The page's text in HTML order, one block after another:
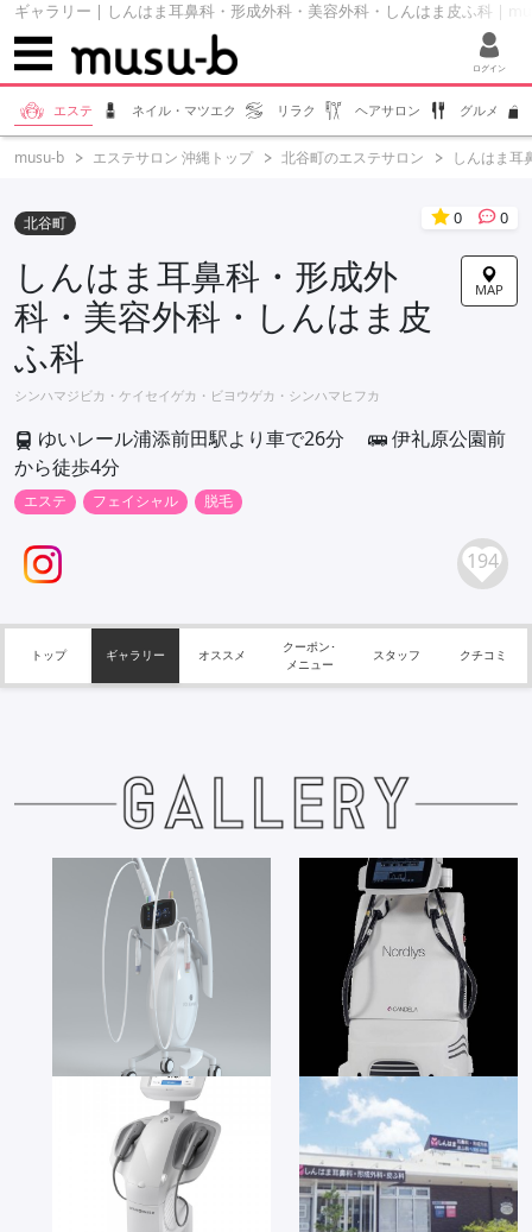
ギャラリー | しんはま耳鼻科・形成外科・美容外科・しんはま皮ふ科 |
ログイン
エステ ネイル・マツエク リラク ヘアサロン グルメ
musu-b エステサロン 沖縄トップ 北谷町のエステサロン しんはま耳
北谷町 0 0
MAP
しんはま耳鼻科・形成外
科・美容外科・しんはま皮
ふ科
シンハマジビカ・ケイセイゲカ・ビヨウゲカ・シンハマヒフカ
ゆいレール浦添前田駅より車で26分
伊礼原公園前
から徒歩4分
エステ フェイシャル 脱毛
194
トップ ギャラリー オススメ
クーポン･
メニュー
スタッフ クチコミ